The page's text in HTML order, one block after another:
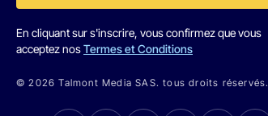
En cliquant sur s'inscrire, vous confirmez que vous
acceptez nosTermes et Conditions
© 2026 Talmont Media SAS. tous droits réservés.